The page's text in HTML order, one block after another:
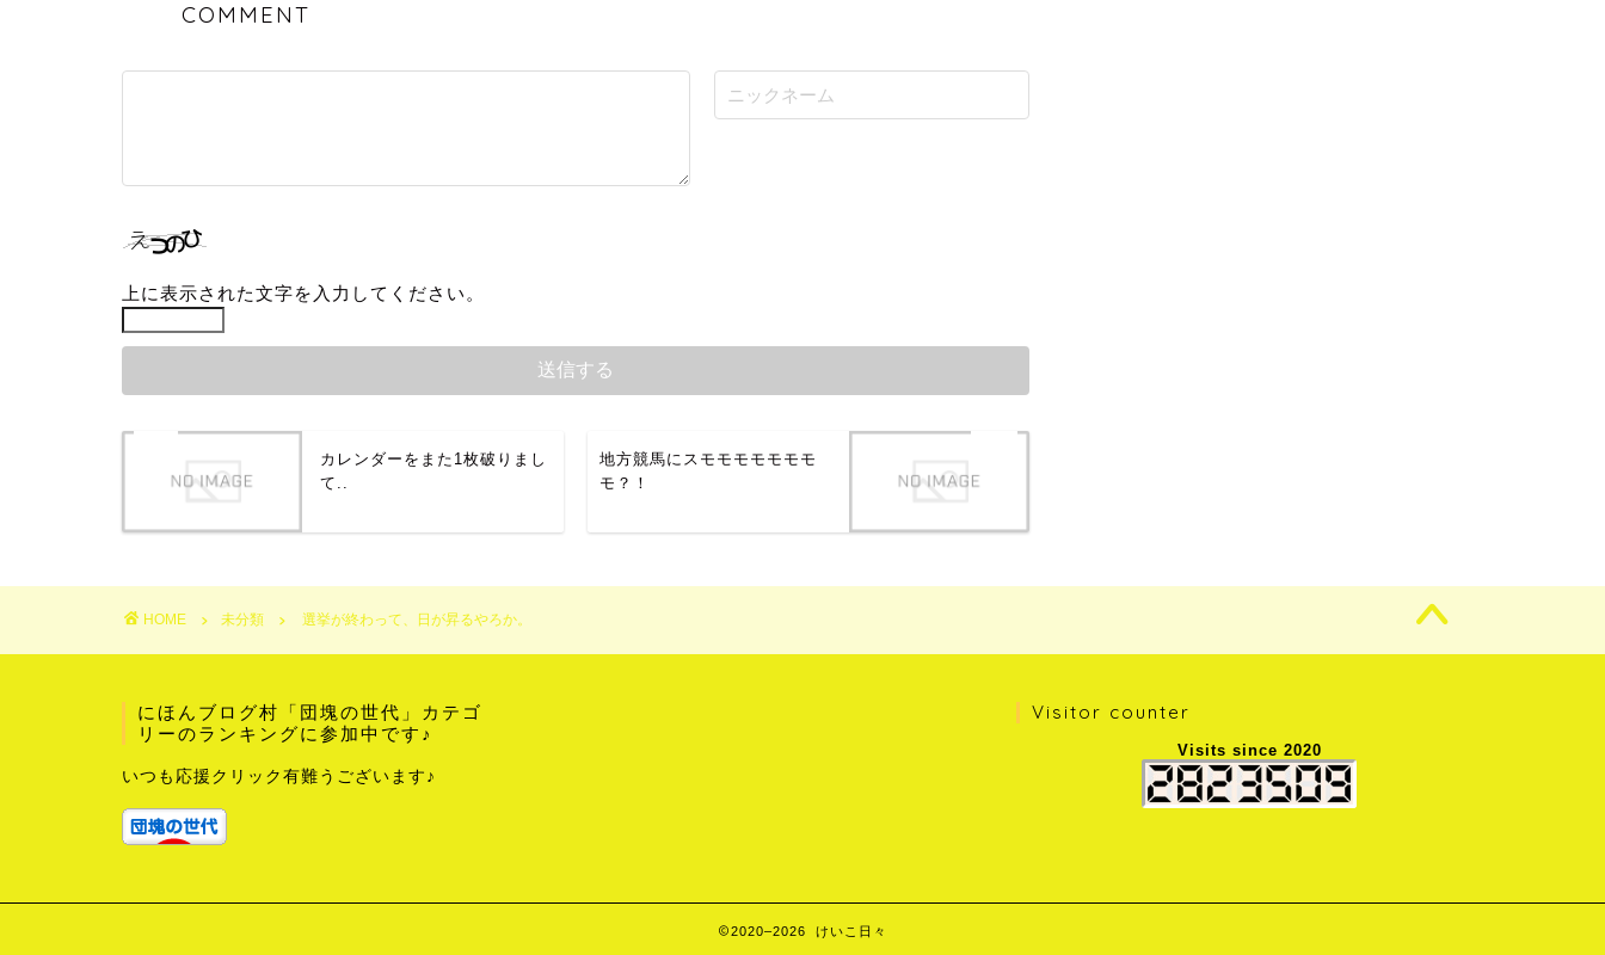
COMMENT
上に表示された文字を入力してください。
カレンダーをまた1枚破りまし
て..
地方競馬にスモモモモモモモ
モ？！
HOME 未分類 選挙が終わって、日が昇るやろか。
にほんブログ村「団塊の世代」カテゴ
リーのランキングに参加中です♪
いつも応援クリック有難うございます♪
Visitor counter
Visits since 2020
2020–2026 けいこ日々